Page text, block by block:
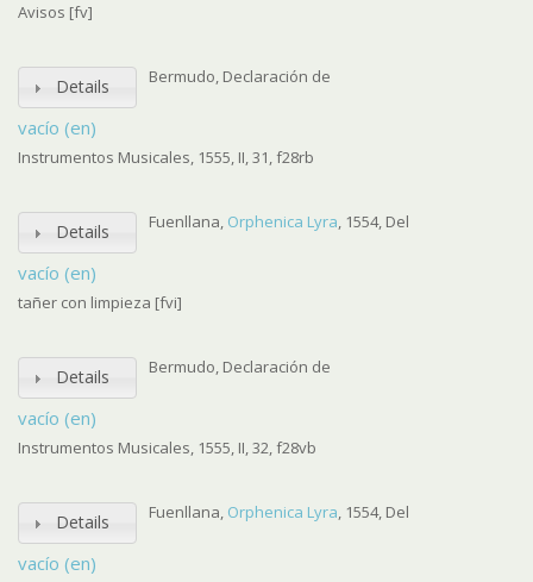
Avisos [fv]
Details
vacío (en)
Bermudo, Declaración de
Instrumentos Musicales, 1555, II, 31, f28rb
Details
vacío (en)
Fuenllana, Orphenica Lyra, 1554, Del
tañer con limpieza [fvi]
Details
vacío (en)
Bermudo, Declaración de
Instrumentos Musicales, 1555, II, 32, f28vb
Details
vacío (en)
Fuenllana, Orphenica Lyra, 1554, Del